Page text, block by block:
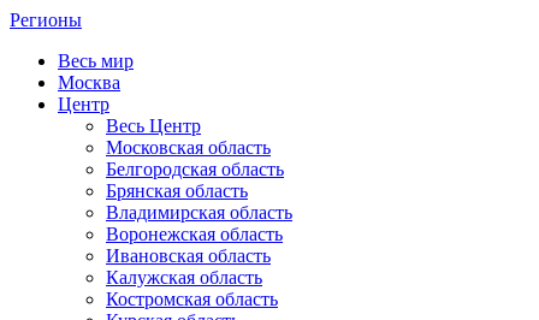
Регионы
Весь мир
Москва
Центр
Весь Центр
Московская область
Белгородская область
Брянская область
Владимирская область
Воронежская область
Ивановская область
Калужская область
Костромская область